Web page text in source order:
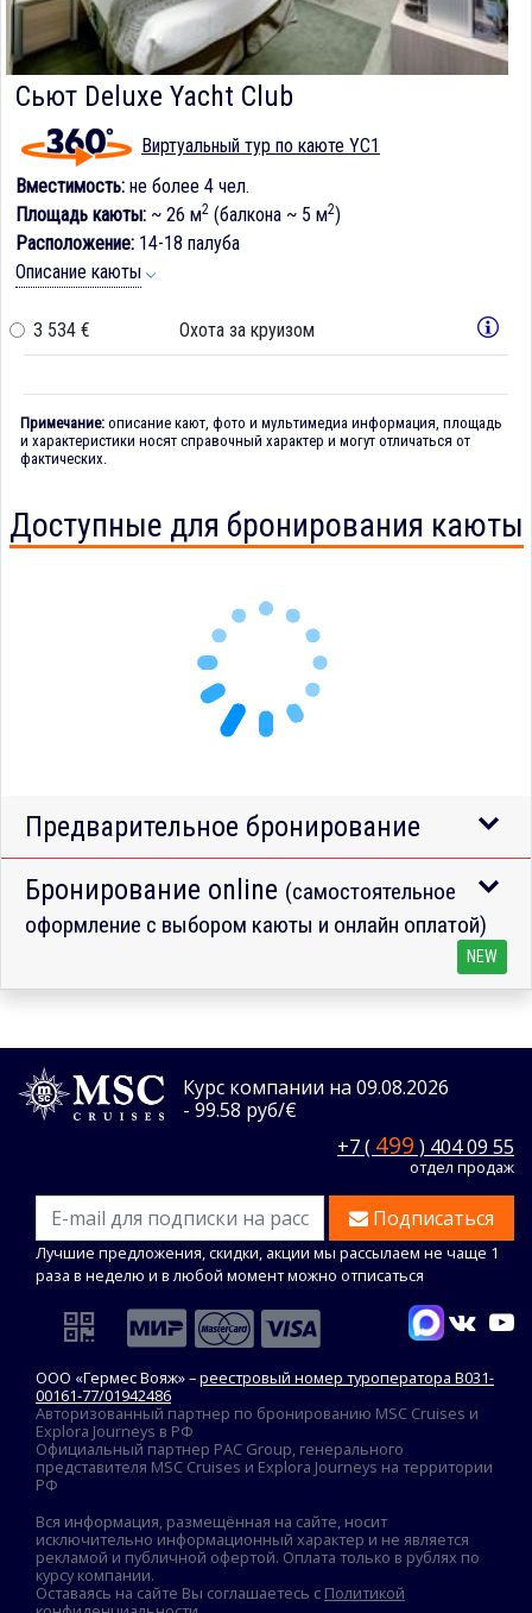
Сьют Deluxe Yacht Club
Виртуальный тур по каюте YC1
Вместимость: не более 4 чел.
Площадь каюты: ~ 26 м2 (балкона ~ 5 м2)
Расположение: 14-18 палуба
Описание каюты
3 534 € Охота за круизом
Примечание: описание кают, фото и мультимедиа информация, площадь
и характеристики носят справочный характер и могут отличаться от
фактических.
Доступные для бронирования каюты
Предварительное бронирование
Бронирование online (самостоятельное
оформление с выбором каюты и онлайн оплатой)
NEW
Курс компании на 09.08.2026
- 99.58 руб/€
+7 ( 499 ) 404 09 55
отдел продаж
Подписаться
Лучшие предложения, скидки, акции мы рассылаем не чаще 1
раза в неделю и в любой момент можно отписаться
ООО «Гермес Вояж» –реестровый номер туроператора В031-
00161-77/01942486
Авторизованный партнер по бронированию MSC Cruises и
Explora Journeys в РФ
Официальный партнер PAC Group, генерального
представителя MSC Cruises и Explora Journeys на территории
РФ
Вся информация, размещённая на сайте, носит
исключительно информационный характер и не является
рекламой и публичной офертой. Оплата только в рублях по
курсу компании.
Оставаясь на сайте Вы соглашаетесь с Политикой